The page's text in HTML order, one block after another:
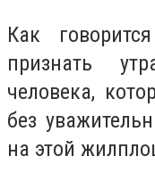
Как
признать
человека,
без
на этой